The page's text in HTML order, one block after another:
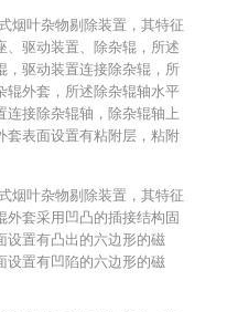
烟叶杂物剔除装置，其特征
、驱动装置、除杂辊，所述
，驱动装置连接除杂辊，所
辊外套，所述除杂辊轴水平
连接除杂辊轴，除杂辊轴上
套表面设置有粘附层，粘附
烟叶杂物剔除装置，其特征
外套采用凹凸的插接结构固
设置有凸出的六边形的磁
设置有凹陷的六边形的磁